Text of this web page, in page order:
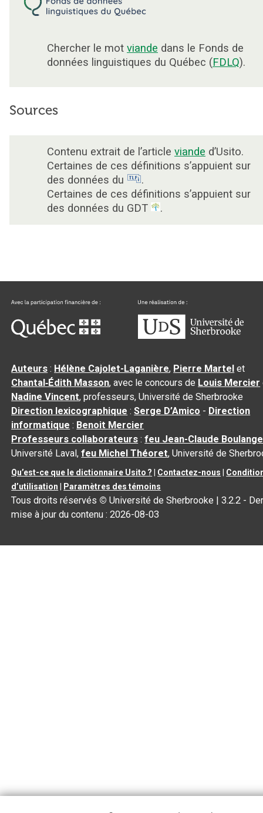
Chercher le mot viande dans le Fonds de
données linguistiques du Québec (FDLQ).
Sources
Contenu extrait de l’article viande d’Usito.
Certaines de ces définitions s’appuient sur
des données du
.
Certaines de ces définitions s’appuient sur
des données du GDT
.
Auteurs : Hélène Cajolet-Laganière, Pierre Martel et
Chantal‑Édith Masson, avec le concours de Louis Mercier
Nadine Vincent, professeurs, Université de Sherbrooke
Direction lexicographique :Serge D’Amico - Direction
informatique : Benoit Mercier
Professeurs collaborateurs :feu Jean-Claude
Université Laval,feu Michel Théoret, Université de
Qu’est-ce que le dictionnaire Usito ? Contactez-nous
d’utilisation
Paramètres des témoins
Tous droits réservés © Université de Sherbrooke |3.2.2 -
mise à jour du contenu :2026-08-03